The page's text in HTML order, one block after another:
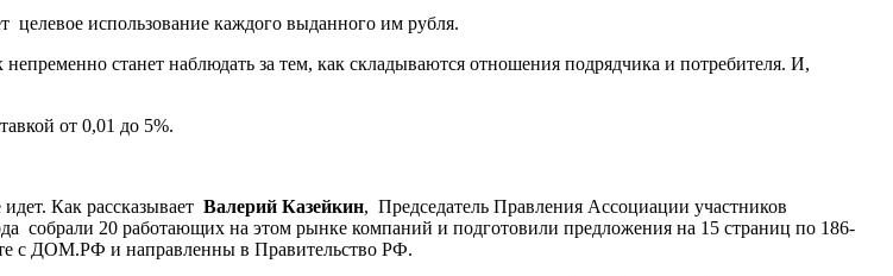
целевое использование каждого выданного им рубля.
станет наблюдать за тем, как складываются отношения подрядчика и потребителя. И,
от 0,01 до 5%.
Как рассказывает Валерий Казейкин, Председатель Правления Ассоциации участников
собрали 20 работающих на этом рынке компаний и подготовили предложения на 15 страниц по 186-
с ДОМ.РФ и направленны в Правительство РФ.